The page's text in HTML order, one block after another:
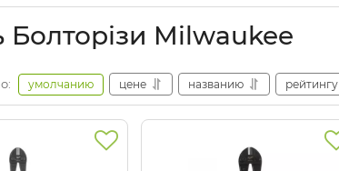
Болторізи Milwaukee
умолчанию цене названию рейтингу